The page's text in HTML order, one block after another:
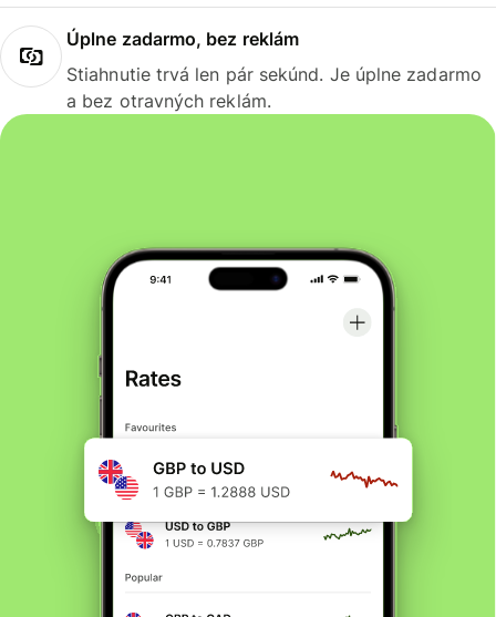
Úplne zadarmo, bez reklám
Stiahnutie trvá len pár sekúnd. Je úplne zadarmo
a bez otravných reklám.